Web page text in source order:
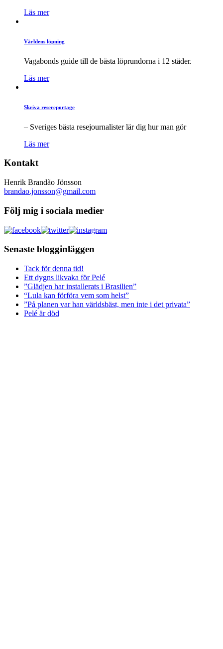
Läs mer
Världens löpning
Vagabonds guide till de bästa löprundorna i 12 städer.
Läs mer
Skriva resereportage
– Sveriges bästa resejournalister lär dig hur man gör
Läs mer
Kontakt
Henrik Brandão Jönsson
brandao.jonsson@gmail.com
Följ mig i sociala medier
Senaste blogginläggen
Tack för denna tid!
Ett dygns likvaka för Pelé
”Glädjen har installerats i Brasilien”
“Lula kan förföra vem som helst”
”På planen var han världsbäst, men inte i det privata”
Pelé är död